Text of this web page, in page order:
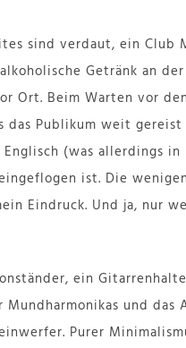
sind verdaut, ein Club
Getränk an
Beim Warten vor
das Publikum weit
(was allerdings
ist. Die
Eindruck. Und ja, nur
ein
und das
Purer